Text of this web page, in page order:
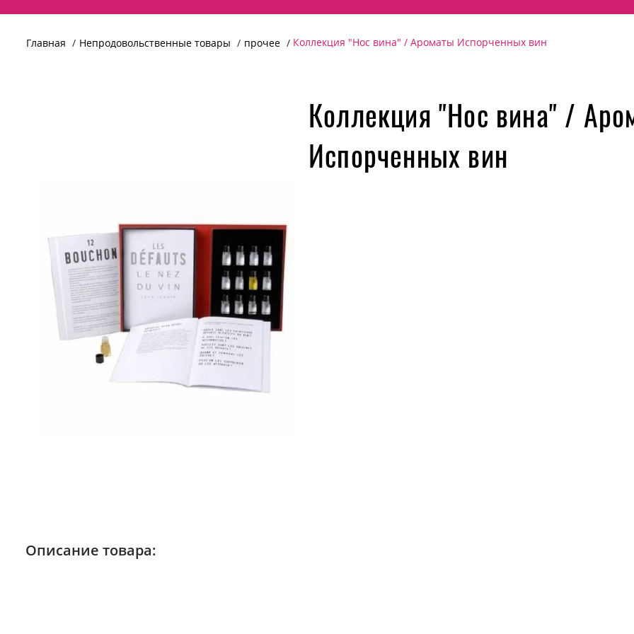
Главная Непродовольственные товары прочее Коллекция "Нос вина" / Ароматы Испорченных вин
Коллекция "Нос вина" /
Испорченных вин
Описание товара: